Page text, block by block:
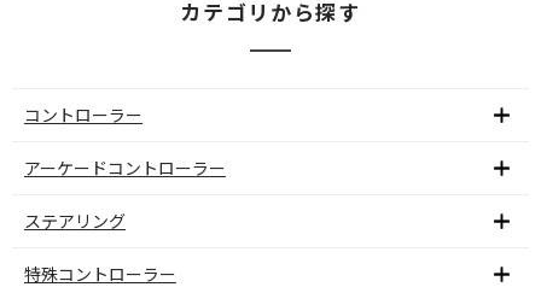
カテゴリから探す
コントローラー
アーケードコントローラー
ステアリング
特殊コントローラー